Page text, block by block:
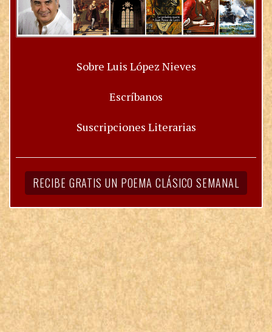
Sobre Luis López Nieves
Escríbanos
Suscripciones Literarias
RECIBE GRATIS UN POEMA CLÁSICO SEMANAL